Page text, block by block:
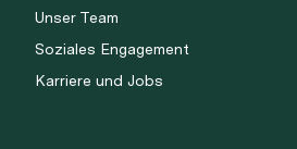
Unser Team
Soziales Engagement
Karriere und Jobs